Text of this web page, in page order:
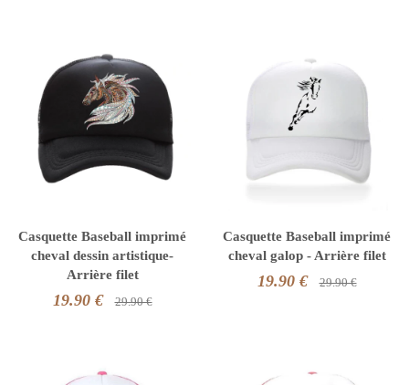
Casquette Baseball imprimé
cheval dessin artistique-
Arrière filet
19.90 € 29.90 €
Casquette Baseball imprimé
cheval galop - Arrière filet
19.90 € 29.90 €